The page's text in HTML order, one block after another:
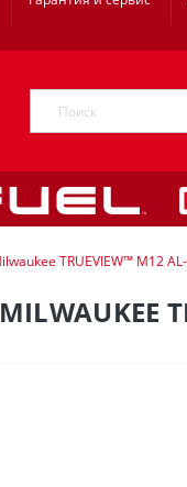
TRUEVIEW™ M12